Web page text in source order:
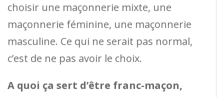
choisir une maçonnerie mixte, une
maçonnerie féminine, une maçonnerie
masculine. Ce qui ne serait pas normal,
c’est de ne pas avoir le choix.
A quoi ça sert d’être franc-maçon,